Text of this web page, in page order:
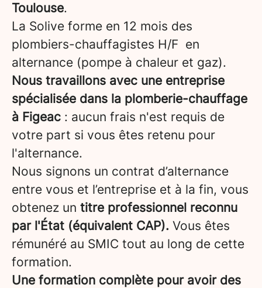
Toulouse.
La Solive forme en 12 mois des
plombiers-chauffagistes H/F en
alternance (pompe à chaleur et gaz).
Nous travaillons avec une entreprise
spécialisée dans la plomberie-chauffage
à Figeac : aucun frais n'est requis de
votre part si vous êtes retenu pour
l'alternance.
Nous signons un contrat d’alternance
entre vous et l’entreprise et à la fin, vous
obtenez un titre professionnel reconnu
par l'État (équivalent CAP). Vous êtes
rémunéré au SMIC tout au long de cette
formation.
Une formation complète pour avoir des